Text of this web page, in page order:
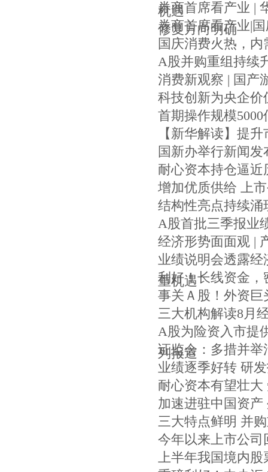
机遇
券商首席看产业 |
修复方向明确
券商首席看产业|
国庆消费火热，
A股并购重组持续
消费新观察 | 国产
科技创新为央企
首期操作规模
【新华解读】提
国新办举行新闻
耐心资本持仓逼
增加优质供给 上
结构性亮点持续
A股首批三季报业
经济形势面面观 |
业绩说明会透露经
重机遇
利好！长线资金，
事关Ａ股！外资巨
三大机构解读8月
A股为险资入市提
列报道
证监会：多措并
业绩逐季好转 研
耐心资本有望壮
加速进驻中国资
三大特点鲜明 并
今年以来上市公
上半年我国境内股